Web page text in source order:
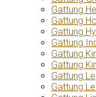
Gattung
Gattung
Gattung
Gattung
Gattung
Gattung
Gattung
Gattung